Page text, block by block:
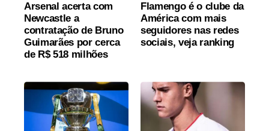
Arsenal acerta com
Newcastle a
contratação de Bruno
Guimarães por cerca
de R$ 518 milhões
Flamengo é o clube da
América com mais
seguidores nas redes
sociais, veja ranking